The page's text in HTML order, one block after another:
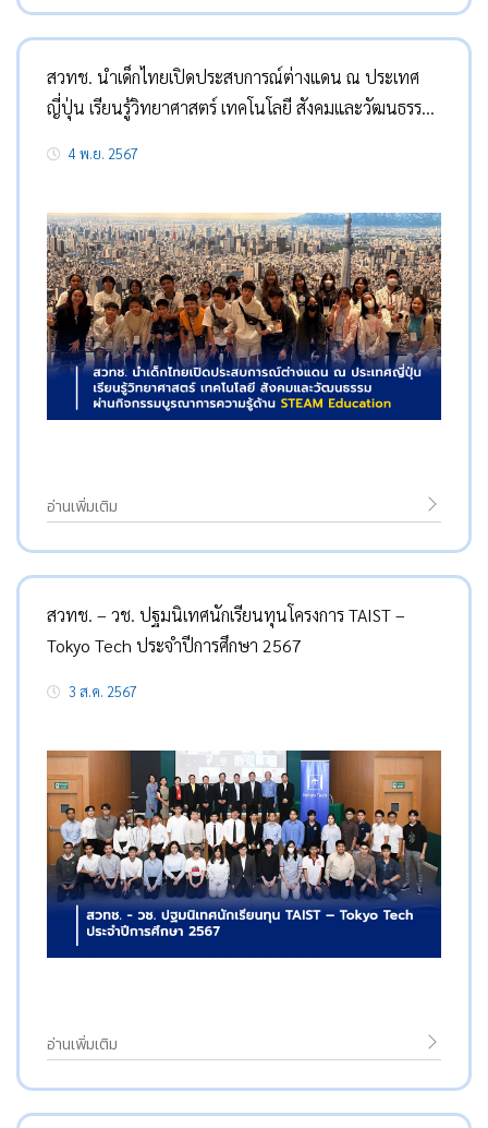
สวทช. นำเด็กไทยเปิดประสบการณ์ต่างแดน ณ ประเทศ
ญี่ปุ่น เรียนรู้วิทยาศาสตร์ เทคโนโลยี สังคมและวัฒนธรรม
4 พ.ย. 2567
อ่านเพิ่มเติม
สวทช. – วช. ปฐมนิเทศนักเรียนทุนโครงการ TAIST –
Tokyo Tech ประจำปีการศึกษา 2567
3 ส.ค. 2567
อ่านเพิ่มเติม